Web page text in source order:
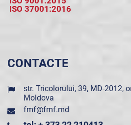
ISO 37001:2016
CONTACTE
str. Tricolorului, 39, MD-2012,
Moldova
fmf@fmf.md